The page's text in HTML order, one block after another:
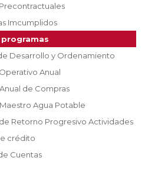
Imcumplidos
programas
de Desarrollo y Ordenamiento
Anual
de Compras
Maestro Agua Potable
de Retorno Progresivo Actividades
crédito
Cuentas